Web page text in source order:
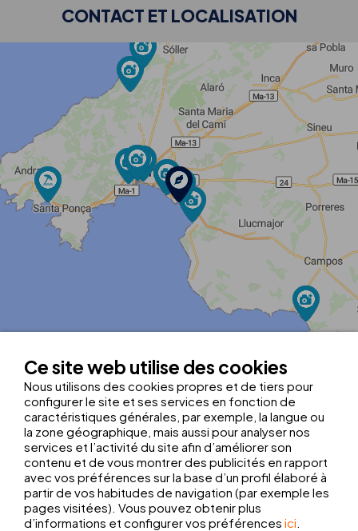
CONTACT ET LOCALISATION
Tel.: +34 971 260 850
elcidrecep@thbhotels.com
Numéro de registre: H/888
Latitude:39.5347872
Longitude:2.7223644
Choisissez votre origine:
AÉROPORT
GARE ROUTIÈRE
Ce site web utilise des cookies
Nous utilisons des cookies propres et de tiers pour
configurer le site et ses services en fonction de
caractéristiques générales, par exemple, la langue ou
la zone géographique, mais aussi pour analyser nos
services et l’activité du site afin d’améliorer son
contenu et de vous montrer des publicités en rapport
avec vos préférences sur la base d’un profil élaboré à
partir de vos habitudes de navigation (par exemple les
pages visitées). Vous pouvez obtenir plus
d’informations et configurer vos préférences ici